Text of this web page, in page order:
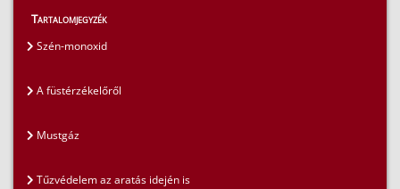
Tartalomjegyzék
Szén-monoxid
A füstérzékelőről
Mustgáz
Tűzvédelem az aratás idején is